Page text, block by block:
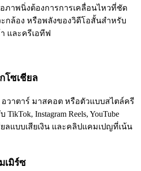
อภาพนิ่งต้องการการเคลื่อนไหวที่ชัด
กล้อง หรือพลังของวิดีโอสั้นสำหรับ
และครีเอทีฟ
โซเชียล
วาตาร์ มาสคอต หรือตัวแบบสไตล์ครี
Instagram Reels, YouTube
ยลแบบเสียเงิน และคลิปแคมเปญที่เน้น
เมิร์ซ